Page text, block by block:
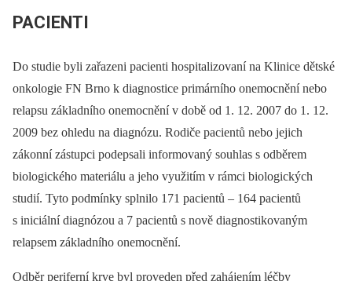
PACIENTI
Do studie byli zařazeni pacienti hospitalizovaní na Klinice dětské
onkologie FN Brno k diagnostice primárního onemocnění nebo
relapsu základního onemocnění v době od 1. 12. 2007 do 1. 12.
2009 bez ohledu na diagnózu. Rodiče pacientů nebo jejich
zákonní zástupci podepsali informovaný souhlas s odběrem
biologického materiálu a jeho využitím v rámci biologických
studií. Tyto podmínky splnilo 171 pacientů ‒ 164 pacientů
s iniciální diagnózou a 7 pacientů s nově diagnostikovaným
relapsem základního onemocnění.
Odběr periferní krve byl proveden před zahájením léčby